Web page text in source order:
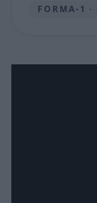
FORMA-1 ·